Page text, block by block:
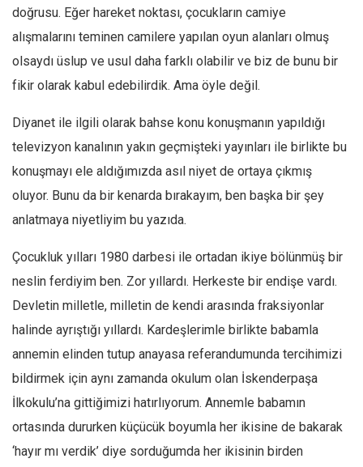
Leyla Şerif Emin
Selçuk Türkyılmaz
Mehmet Ali Tekin
Amina S. Jenenkovic
Bağdagül Öz
Esra Elönü
Tüm Sayılar
Kültür Sanat
Kitap
Karisi kitap sualleri
7 soruda bu hafta
Ekonomi
Spor
doğrusu. Eğer hareket noktası, çocukların camiye
alışmalarını teminen camilere yapılan oyun alanları olmuş
olsaydı üslup ve usul daha farklı olabilir ve biz de bunu bir
fikir olarak kabul edebilirdik. Ama öyle değil.
Diyanet ile ilgili olarak bahse konu konuşmanın yapıldığı
televizyon kanalının yakın geçmişteki yayınları ile birlikte bu
konuşmayı ele aldığımızda asıl niyet de ortaya çıkmış
oluyor. Bunu da bir kenarda bırakayım, ben başka bir şey
anlatmaya niyetliyim bu yazıda.
Çocukluk yılları 1980 darbesi ile ortadan ikiye bölünmüş bir
neslin ferdiyim ben. Zor yıllardı. Herkeste bir endişe vardı.
Devletin milletle, milletin de kendi arasında fraksiyonlar
halinde ayrıştığı yıllardı. Kardeşlerimle birlikte babamla
annemin elinden tutup anayasa referandumunda tercihimizi
bildirmek için aynı zamanda okulum olan İskenderpaşa
İlkokulu’na gittiğimizi hatırlıyorum. Annemle babamın
ortasında dururken küçücük boyumla her ikisine de bakarak
‘hayır mı verdik’ diye sorduğumda her ikisinin birden